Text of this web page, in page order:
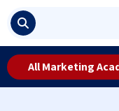
All Marketing